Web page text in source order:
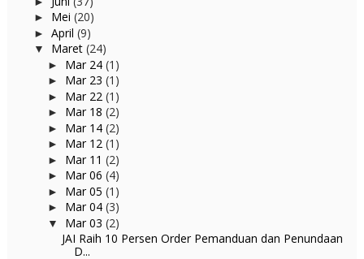
► Mei (20)
► April (9)
▼ Maret (24)
► Mar 24 (1)
► Mar 23 (1)
► Mar 22 (1)
► Mar 18 (2)
► Mar 14 (2)
► Mar 12 (1)
► Mar 11 (2)
► Mar 06 (4)
► Mar 05 (1)
► Mar 04 (3)
▼ Mar 03 (2)
JAI Raih 10 Persen Order Pemanduan dan Penundaan
D...